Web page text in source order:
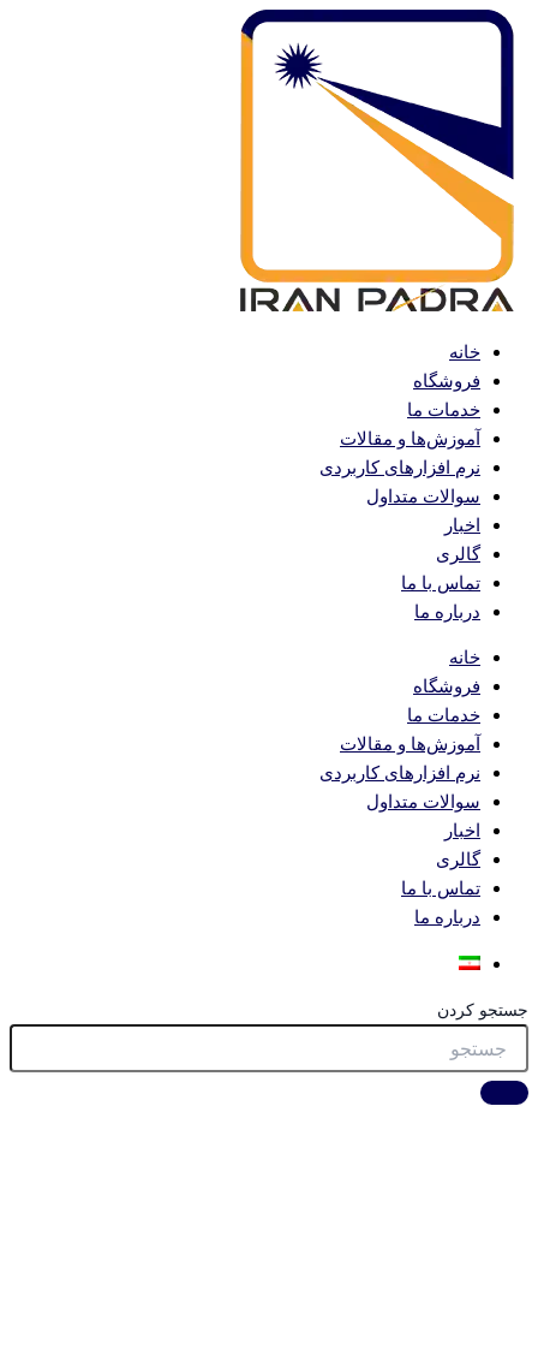
پرش
خانه
فروشگاه
خدمات ما
آموزش‌ها و مقالات
نرم افزارهای کاربردی
سوالات متداول
اخبار
گالری
تماس با ما
درباره ما
خانه
فروشگاه
خدمات ما
آموزش‌ها و مقالات
نرم افزارهای کاربردی
سوالات متداول
اخبار
گالری
تماس با ما
درباره ما
جستجو کردن